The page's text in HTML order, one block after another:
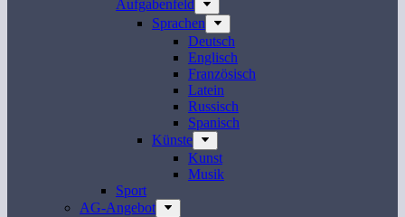
Aufgabenfeld
Sprachen
Deutsch
Englisch
Französisch
Latein
Russisch
Spanisch
Künste
Kunst
Musik
Sport
AG-Angebot